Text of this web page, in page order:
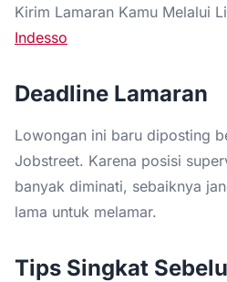
Kirim Lamaran Kamu Melalui
Indesso
Deadline Lamaran
Lowongan ini baru diposting
Jobstreet. Karena posisi
banyak diminati, sebaiknya
lama untuk melamar.
Tips Singkat